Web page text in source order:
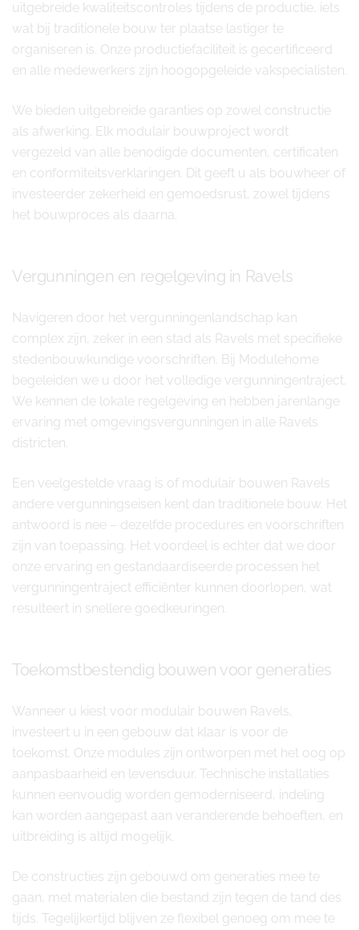
uitgebreide kwaliteitscontroles tijdens de productie, iets
wat bij traditionele bouw ter plaatse lastiger te
organiseren is. Onze productiefaciliteit is gecertificeerd
en alle medewerkers zijn hoogopgeleide vakspecialisten.
We bieden uitgebreide garanties op zowel constructie
als afwerking. Elk modulair bouwproject wordt
vergezeld van alle benodigde documenten, certificaten
en conformiteitsverklaringen. Dit geeft u als bouwheer of
investeerder zekerheid en gemoedsrust, zowel tijdens
het bouwproces als daarna.
Vergunningen en regelgeving in Ravels
Navigeren door het vergunningenlandschap kan
complex zijn, zeker in een stad als Ravels met specifieke
stedenbouwkundige voorschriften. Bij Modulehome
begeleiden we u door het volledige vergunningentraject.
We kennen de lokale regelgeving en hebben jarenlange
ervaring met omgevingsvergunningen in alle Ravels
districten.
Een veelgestelde vraag is of modulair bouwen Ravels
andere vergunningseisen kent dan traditionele bouw. Het
antwoord is nee – dezelfde procedures en voorschriften
zijn van toepassing. Het voordeel is echter dat we door
onze ervaring en gestandaardiseerde processen het
vergunningentraject efficiënter kunnen doorlopen, wat
resulteert in snellere goedkeuringen.
Toekomstbestendig bouwen voor generaties
Wanneer u kiest voor modulair bouwen Ravels,
investeert u in een gebouw dat klaar is voor de
toekomst. Onze modules zijn ontworpen met het oog op
aanpasbaarheid en levensduur. Technische installaties
kunnen eenvoudig worden gemoderniseerd, indeling
kan worden aangepast aan veranderende behoeften, en
uitbreiding is altijd mogelijk.
De constructies zijn gebouwd om generaties mee te
gaan, met materialen die bestand zijn tegen de tand des
tijds. Tegelijkertijd blijven ze flexibel genoeg om mee te